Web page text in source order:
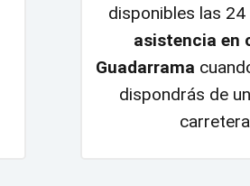
disponibles las
asistencia en
Guadarrama
dispondrás de